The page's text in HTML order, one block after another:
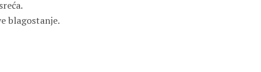
blagostanje.